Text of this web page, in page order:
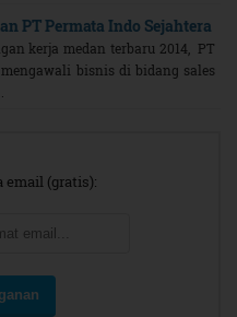
PT Permata Indo Sejahtera
kerja medan terbaru 2014, PT
bisnis di bidang sales
email (gratis):